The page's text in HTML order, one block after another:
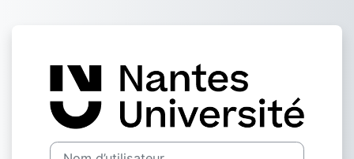
Connexion à
Nom d’utilisateur